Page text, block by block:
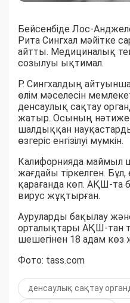
Бейсенбіде Лос-
Рита Сингхал мәйітке
айтты. Медициналық
созылуы ықтимал.
Р. Сингхалдың
өлім мәселесін
денсаулық сақтау
жатыр. Осының
шалдыққан
өзгеріс енгізілуі мүмкін.
Калифорнияда маймыл
жағдайы тіркелген.
қарағанда көп. АҚШ-
вирус жұқтырған.
Ауруларды бақылау
орталықтары АҚШ-тан
шешегінен 18 адам көз
Фото: tass.com
денсаулық сақтау